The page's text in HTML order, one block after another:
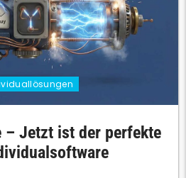
– Jetzt ist der perfekte